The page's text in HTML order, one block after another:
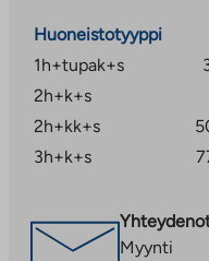
Huoneistotyyppi
1h+tupak+s
2h+k+s
2h+kk+s
3h+k+s
Myynti